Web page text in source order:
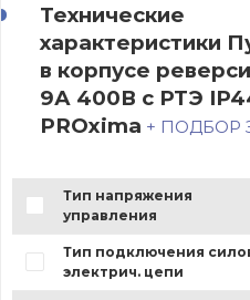
Технические
характеристики
в корпусе
9А 400В с РТЭ
PROxima + ПОДБОР
Тип напряжения
управления
Тип подключения
электрич. цепи